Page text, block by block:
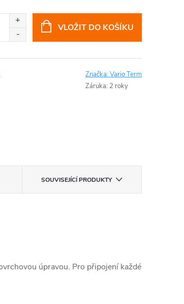
VLOŽIT DO KOŠÍKU
Značka:Vario Term
Záruka: 2 roky
SOUVISEJÍCÍ PRODUKTY
úpravou. Pro připojení každé